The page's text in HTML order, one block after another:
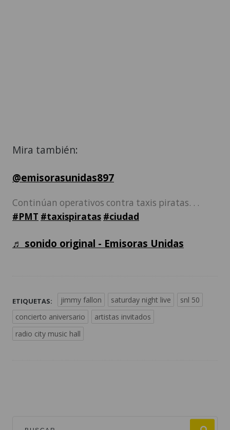
Mira también:
@emisorasunidas897
Continúan operativos contra taxis piratas. . .
#PMT #taxispiratas #ciudad
♬ sonido original - Emisoras Unidas
ETIQUETAS: jimmy fallon saturday night live
snl 50
concierto aniversario
artistas invitados
radio city music hall